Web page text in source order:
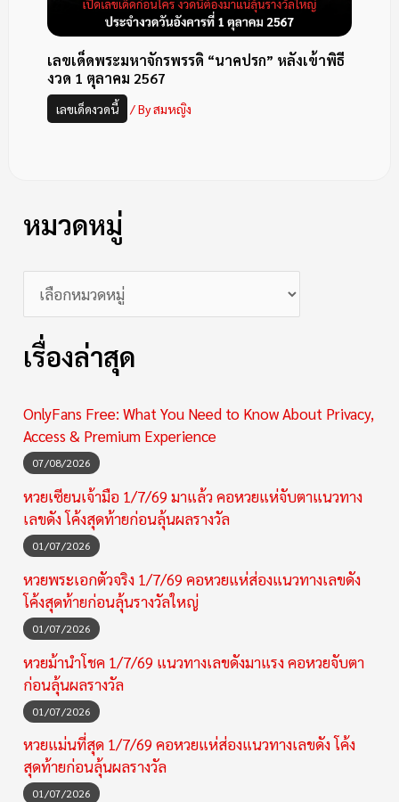
เลขเด็ดพระมหาจักรพรรดิ “นาคปรก” หลังเข้าพิธี
งวด 1 ตุลาคม 2567
เลขเด็ดงวดนี้ / Byสมหญิง
หมวดหมู่
เรื่องล่าสุด
OnlyFans Free: What You Need to Know About Privacy,
Access & Premium Experience
07/08/2026
หวยเซียนเจ้ามือ 1/7/69 มาแล้ว คอหวยแห่จับตาแนวทาง
เลขดัง โค้งสุดท้ายก่อนลุ้นผลรางวัล
01/07/2026
หวยพระเอกตัวจริง 1/7/69 คอหวยแห่ส่องแนวทางเลขดัง
โค้งสุดท้ายก่อนลุ้นรางวัลใหญ่
01/07/2026
หวยม้านำโชค 1/7/69 แนวทางเลขดังมาแรง คอหวยจับตา
ก่อนลุ้นผลรางวัล
01/07/2026
หวยแม่นที่สุด 1/7/69 คอหวยแห่ส่องแนวทางเลขดัง โค้ง
สุดท้ายก่อนลุ้นผลรางวัล
01/07/2026